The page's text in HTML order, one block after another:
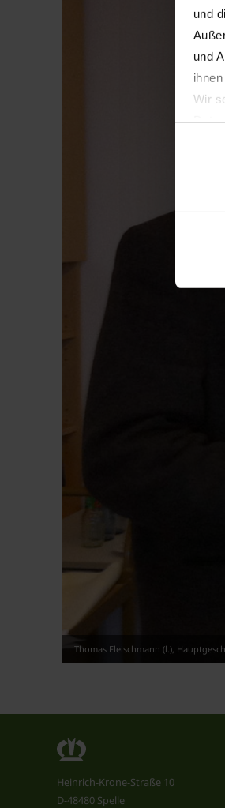
und
und
Wir
Thomas Fleischmann (l.),
Heinrich-Krone-Straße 10
D-48480 Spelle